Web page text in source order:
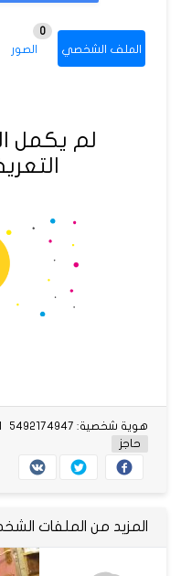
الملف الشخصي الصور
0
لم يكمل
هوية شخصية: 5492174947
حاجز
المزيد من الملفات